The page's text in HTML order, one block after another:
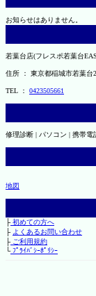
お知らせはありません。
若葉台店(フレスポ若葉台
住所 ： 東京都稲城市若葉台
TEL ： 0423505661
修理診断 | パソコン | 携帯電
地図
├初めての方へ
├ よくあるお問い合わせ
├ご利用規約
└ﾌﾟﾗｲﾊﾞｼｰﾎﾟﾘｼｰ